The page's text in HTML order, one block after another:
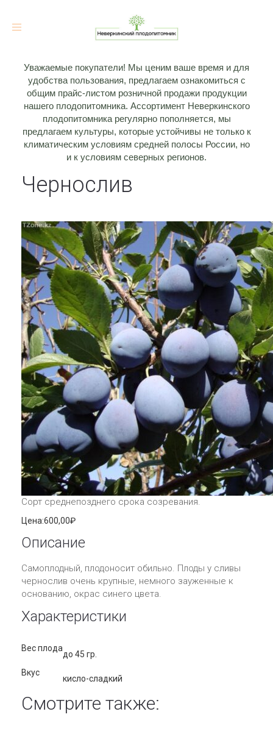
Toggle
Уважаемые покупатели! Мы ценим ваше время и для
удобства пользования, предлагаем ознакомиться с
общим прайс-листом розничной продажи продукции
нашего плодопитомника. Ассортимент Неверкинского
плодопитомника регулярно пополняется, мы
предлагаем культуры, которые устойчивы не только к
климатическим условиям средней полосы России, но
и к условиям северных регионов.
Чернослив
Сорт среднепозднего срока созревания.
Цена:600,00₽
Описание
Самоплодный, плодоносит обильно. Плоды у сливы
чернослив очень крупные, немного зауженные к
основанию, окрас синего цвета.
Характеристики
Вес плода
до 45 гр.
Вкус
кисло-сладкий
Смотрите также: